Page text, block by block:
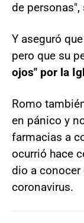
de personas",
Y aseguró
pero que su
ojos" por la
Romo
en pánico y
farmacias a
ocurrió hace
dio a conocer
coronavirus.